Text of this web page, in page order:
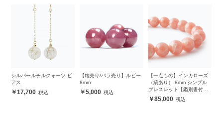
シルバールチルクォーツ ピ
アス
17,700
【粒売り/バラ売り】ルビー
8mm
5,000
【一点もの】インカローズ
（縞あり） 8mm シンプル
ブレスレット【鑑別書付
き】85,000